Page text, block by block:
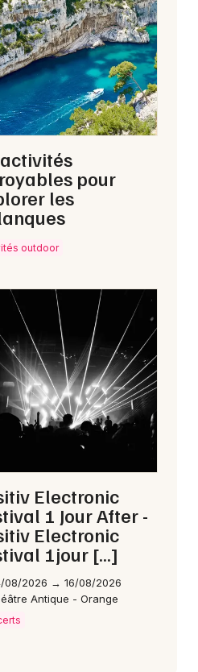
pour
les
outdoor
Electronic
1 Jour After -
Electronic
1jour […]
08/2026 → 16/08/2026
Antique - Orange